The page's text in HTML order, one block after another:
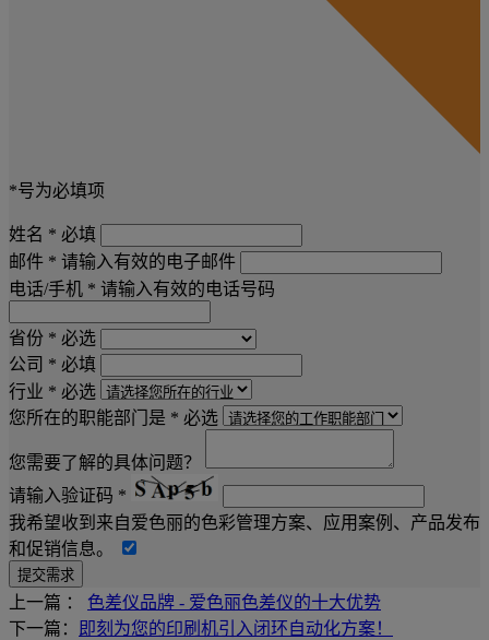
*号为必填项
姓名 * 必填
邮件 * 请输入有效的电子邮件
电话/手机 * 请输入有效的电话号码
省份 * 必选
公司 * 必填
行业 * 必选
您所在的职能部门是 * 必选
您需要了解的具体问题？
请输入验证码 *
我希望收到来自爱色丽的色彩管理方案、应用案例、产品发布
和促销信息。
上一篇 ： 色差仪品牌 - 爱色丽色差仪的十大优势
下一篇：
即刻为您的印刷机引入闭环自动化方案！